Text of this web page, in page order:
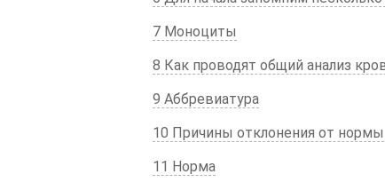
7 Моноциты
8 Как проводят общий анализ
9 Аббревиатура
10 Причины отклонения от нормы
11 Норма